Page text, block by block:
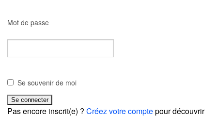
Mot de passe
Se souvenir de moi
Pas encore inscrit(e) ? Créez votre comptepour découvrir